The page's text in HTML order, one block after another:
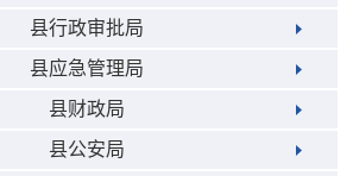
县行政审批局
县应急管理局
县财政局
县公安局